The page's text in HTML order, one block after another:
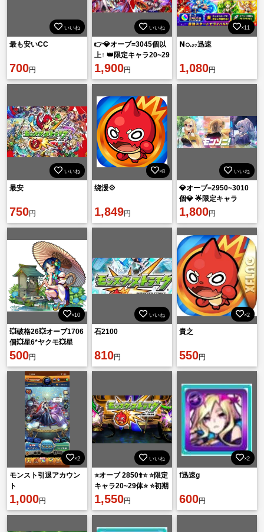
いいね
最も安いCC
700円
いいね
👉💎オーブ=3045個以
上↑ 👑限定キャラ20~29
体 🔰初期アカウント
1,900円
×11
𝗡𝚘.₂₇迅速
1,080円
いいね
最安
750円
×8
绕湲💠
1,849円
いいね
💎オーブ=2950~3010
個💎 🌟限定キャラ
20~29体ランダム🌟 👉
初期垢
1,800円
×10
💥破格26💥オーブ1706
個💥星6*ヤクモ💥星
6*11体💥💥💥💥💥💥💥
500円
いいね
石2100
810円
×2
貴之
550円
×2
モンスト引退アカウン
ト
1,000円
いいね
⭐️オーブ 2850⬆️⭐️ ⭐️限定
キャラ20~29体⭐️ ⭐️初期
アカウント⭐️
1,550円
×2
f迅速g
600円